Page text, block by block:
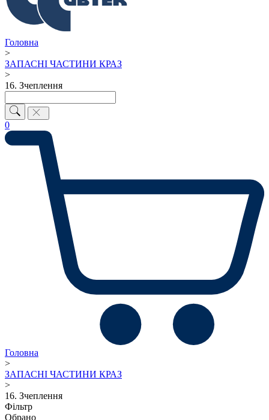
Головна
>
ЗАПАСНІ ЧАСТИНИ КРАЗ
>
16. Зчеплення
0
Головна
>
ЗАПАСНІ ЧАСТИНИ КРАЗ
>
16. Зчеплення
Фільтр
Обрано